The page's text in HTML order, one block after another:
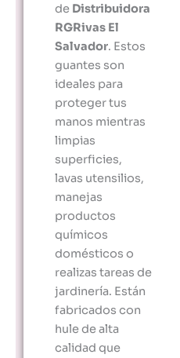
de Distribuidora
RGRivas El
Salvador. Estos
guantes son
ideales para
proteger tus
manos mientras
limpias
superficies,
lavas utensilios,
manejas
productos
químicos
domésticos o
realizas tareas de
jardinería. Están
fabricados con
hule de alta
calidad que